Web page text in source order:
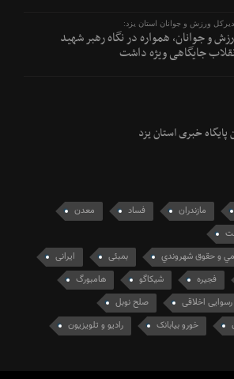
ورزش و جوانان استان یزد:
و جوانان، همواره در نگاه رهبر شهید
جایگاهی ویژه داشت
پایگاه خبری استان یزد
مازندران فساد
معدن
و حقوق شهروندي
بمبئی
ایرانی
فجیره شیکاگو
هامبورگ
رسوایی اخلاقی
صلح نوبل
خورو بیابانک رادیو و تلویزیون